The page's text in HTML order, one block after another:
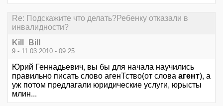
Re: Подскажите что делать?Ребенку отказали в
инвалидности?
Kill_Bill
9 - 11.03.2010 - 09:25
Юрий Геннадьевич, вы бы для начала научились
правильно писать слово агенТство(от слова агент), а
уж потом предлагали юридические услуги, юрысты
млин...